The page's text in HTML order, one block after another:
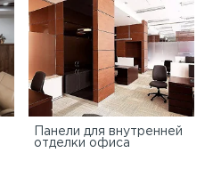
Панели для внутренней
отделки офиса